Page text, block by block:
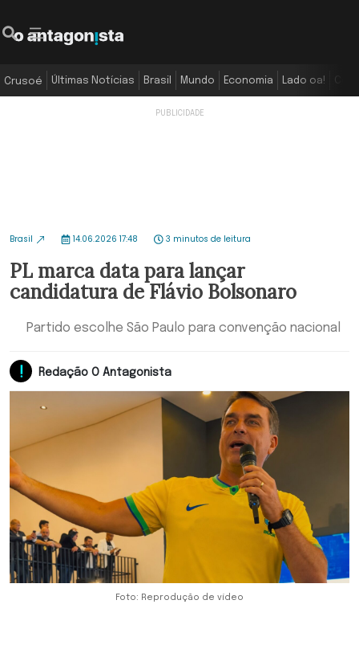
Crusoé Últimas Notícias Brasil Mundo Economia Lado oa!
Brasil 14.06.2026 17:48 3 minutos de leitura
PL marca data para lançar
candidatura de Flávio Bolsonaro
Partido escolhe São Paulo para convenção nacional
Redação O Antagonista
Foto: Reprodução de vídeo